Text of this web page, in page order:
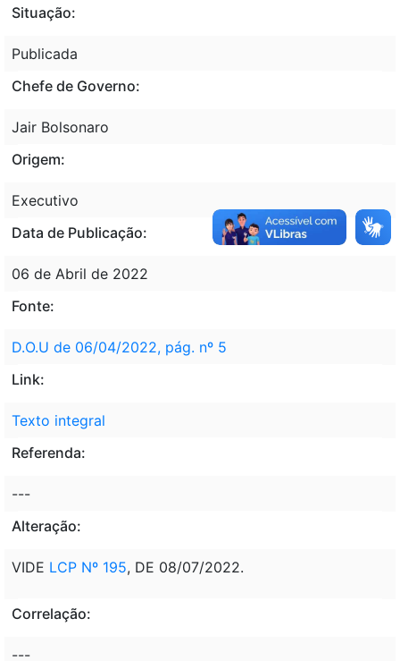
Situação:
Publicada
Chefe de Governo:
Jair Bolsonaro
Origem:
Executivo
Data de Publicação:
06 de Abril de 2022
Fonte:
D.O.U de 06/04/2022, pág. nº 5
Link:
Texto integral
Referenda:
---
Alteração:
VIDE LCP Nº 195, DE 08/07/2022.
Correlação:
---